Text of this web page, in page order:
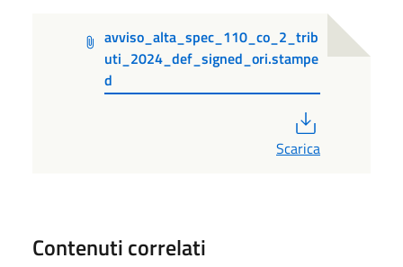
avviso_alta_spec_110_co_2_trib
uti_2024_def_signed_ori.stampe
d
Scarica
Contenuti correlati